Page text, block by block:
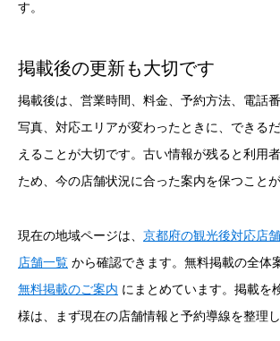
す。
掲載後の更新も大切です
掲載後は、営業時間、料金、予約方法、電話
写真、対応エリアが変わったときに、できる
えることが大切です。古い情報が残ると利用
ため、今の店舗状況に合った案内を保つことが
現在の地域ページは、 京都府の観光後対応店
店舗一覧 から確認できます。無料掲載の全体
無料掲載のご案内 にまとめています。掲載を
様は、まず現在の店舗情報と予約導線を整理し